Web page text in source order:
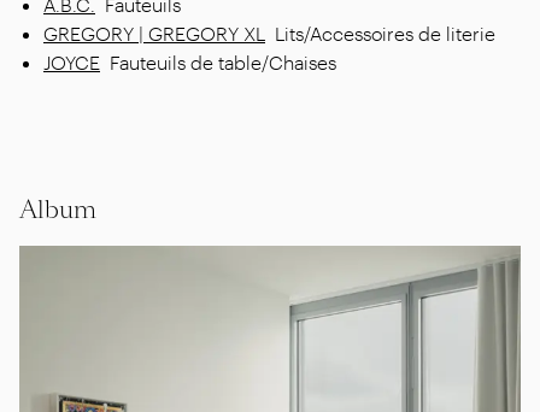
GREGORY | GREGORY XL
Lits/Accessoires de literie
JOYCE Fauteuils de table/Chaises
Album